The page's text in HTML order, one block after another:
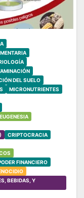
DEL SUELO
MICRONUTRIENTES
EUGENESIA
CRIPTOCRACIA
FINANCIERO
BEBIDAS, Y